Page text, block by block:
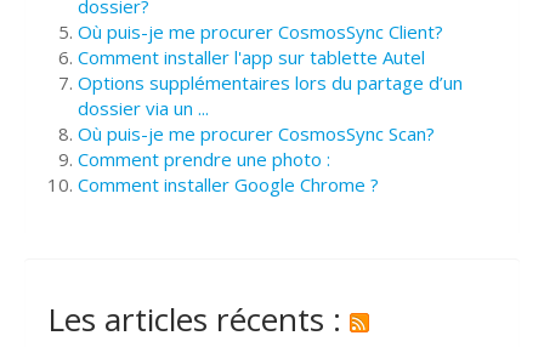
dossier?
Où puis-je me procurer CosmosSync Client?
Comment installer l'app sur tablette Autel
Options supplémentaires lors du partage d’un
dossier via un ...
Où puis-je me procurer CosmosSync Scan?
Comment prendre une photo :
Comment installer Google Chrome ?
Les articles récents :